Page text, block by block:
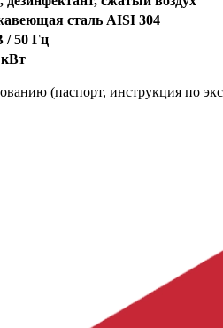
сталь AISI 304
/ 50 Гц
кВт
(паспорт, инструкция по